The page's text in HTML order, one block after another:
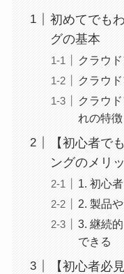
初めてでも
グの基本
クラウ
クラウ
クラウ
れの特徴
【初心者で
ングのメリ
1. 初心
2. 製品
3. 継続
できる
【初心者必